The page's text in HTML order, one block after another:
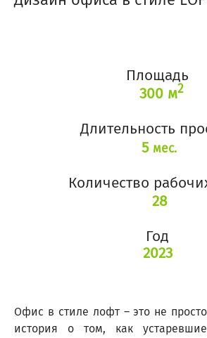
Площадь
300 м2
Длительность
5 мес.
Количество
28
Год
2023
Офис в стиле лофт – это не
история о том, как